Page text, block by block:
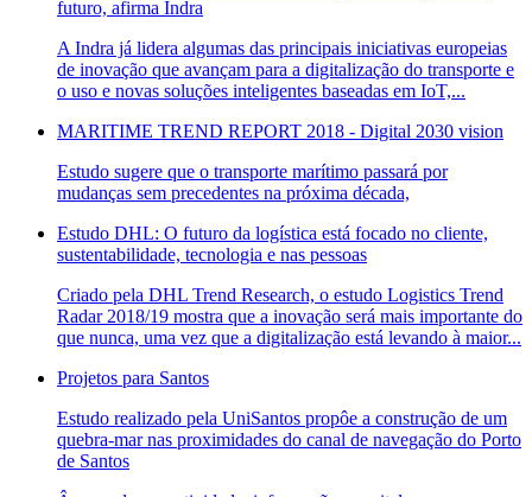
futuro, afirma Indra
A Indra já lidera algumas das principais iniciativas europeias
de inovação que avançam para a digitalização do transporte e
o uso e novas soluções inteligentes baseadas em IoT,...
MARITIME TREND REPORT 2018 - Digital 2030 vision
Estudo sugere que o transporte marítimo passará por
mudanças sem precedentes na próxima década,
Estudo DHL: O futuro da logística está focado no cliente,
sustentabilidade, tecnologia e nas pessoas
Criado pela DHL Trend Research, o estudo Logistics Trend
Radar 2018/19 mostra que a inovação será mais importante do
que nunca, uma vez que a digitalização está levando à maior...
Projetos para Santos
Estudo realizado pela UniSantos propôe a construção de um
quebra-mar nas proximidades do canal de navegação do Porto
de Santos